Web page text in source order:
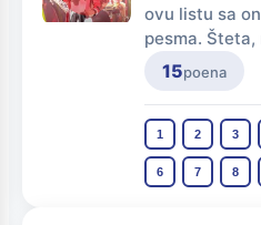
ovu listu sa
pesma.
15poena
1 2 3
6 7 8